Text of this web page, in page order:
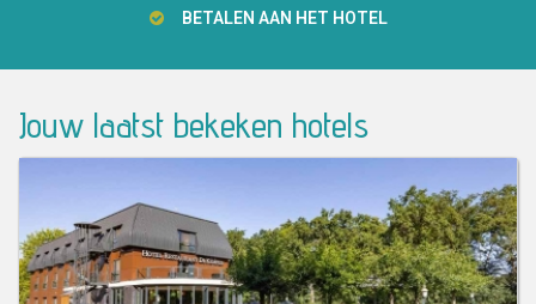
BETALEN AAN HET HOTEL
Jouw laatst bekeken hotels